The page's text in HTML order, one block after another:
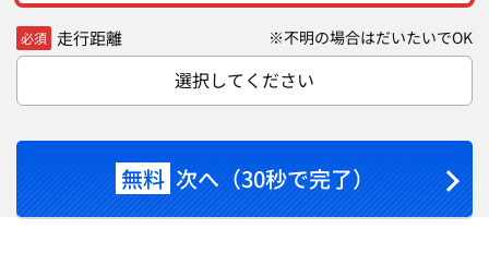
必須 走行距離 ※不明の場合はだいたいでOK
選択してください
無料 次へ（30秒で完了）